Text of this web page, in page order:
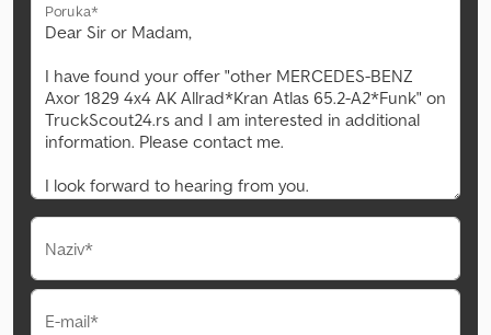
Poruka*
Naziv*
E-mail*